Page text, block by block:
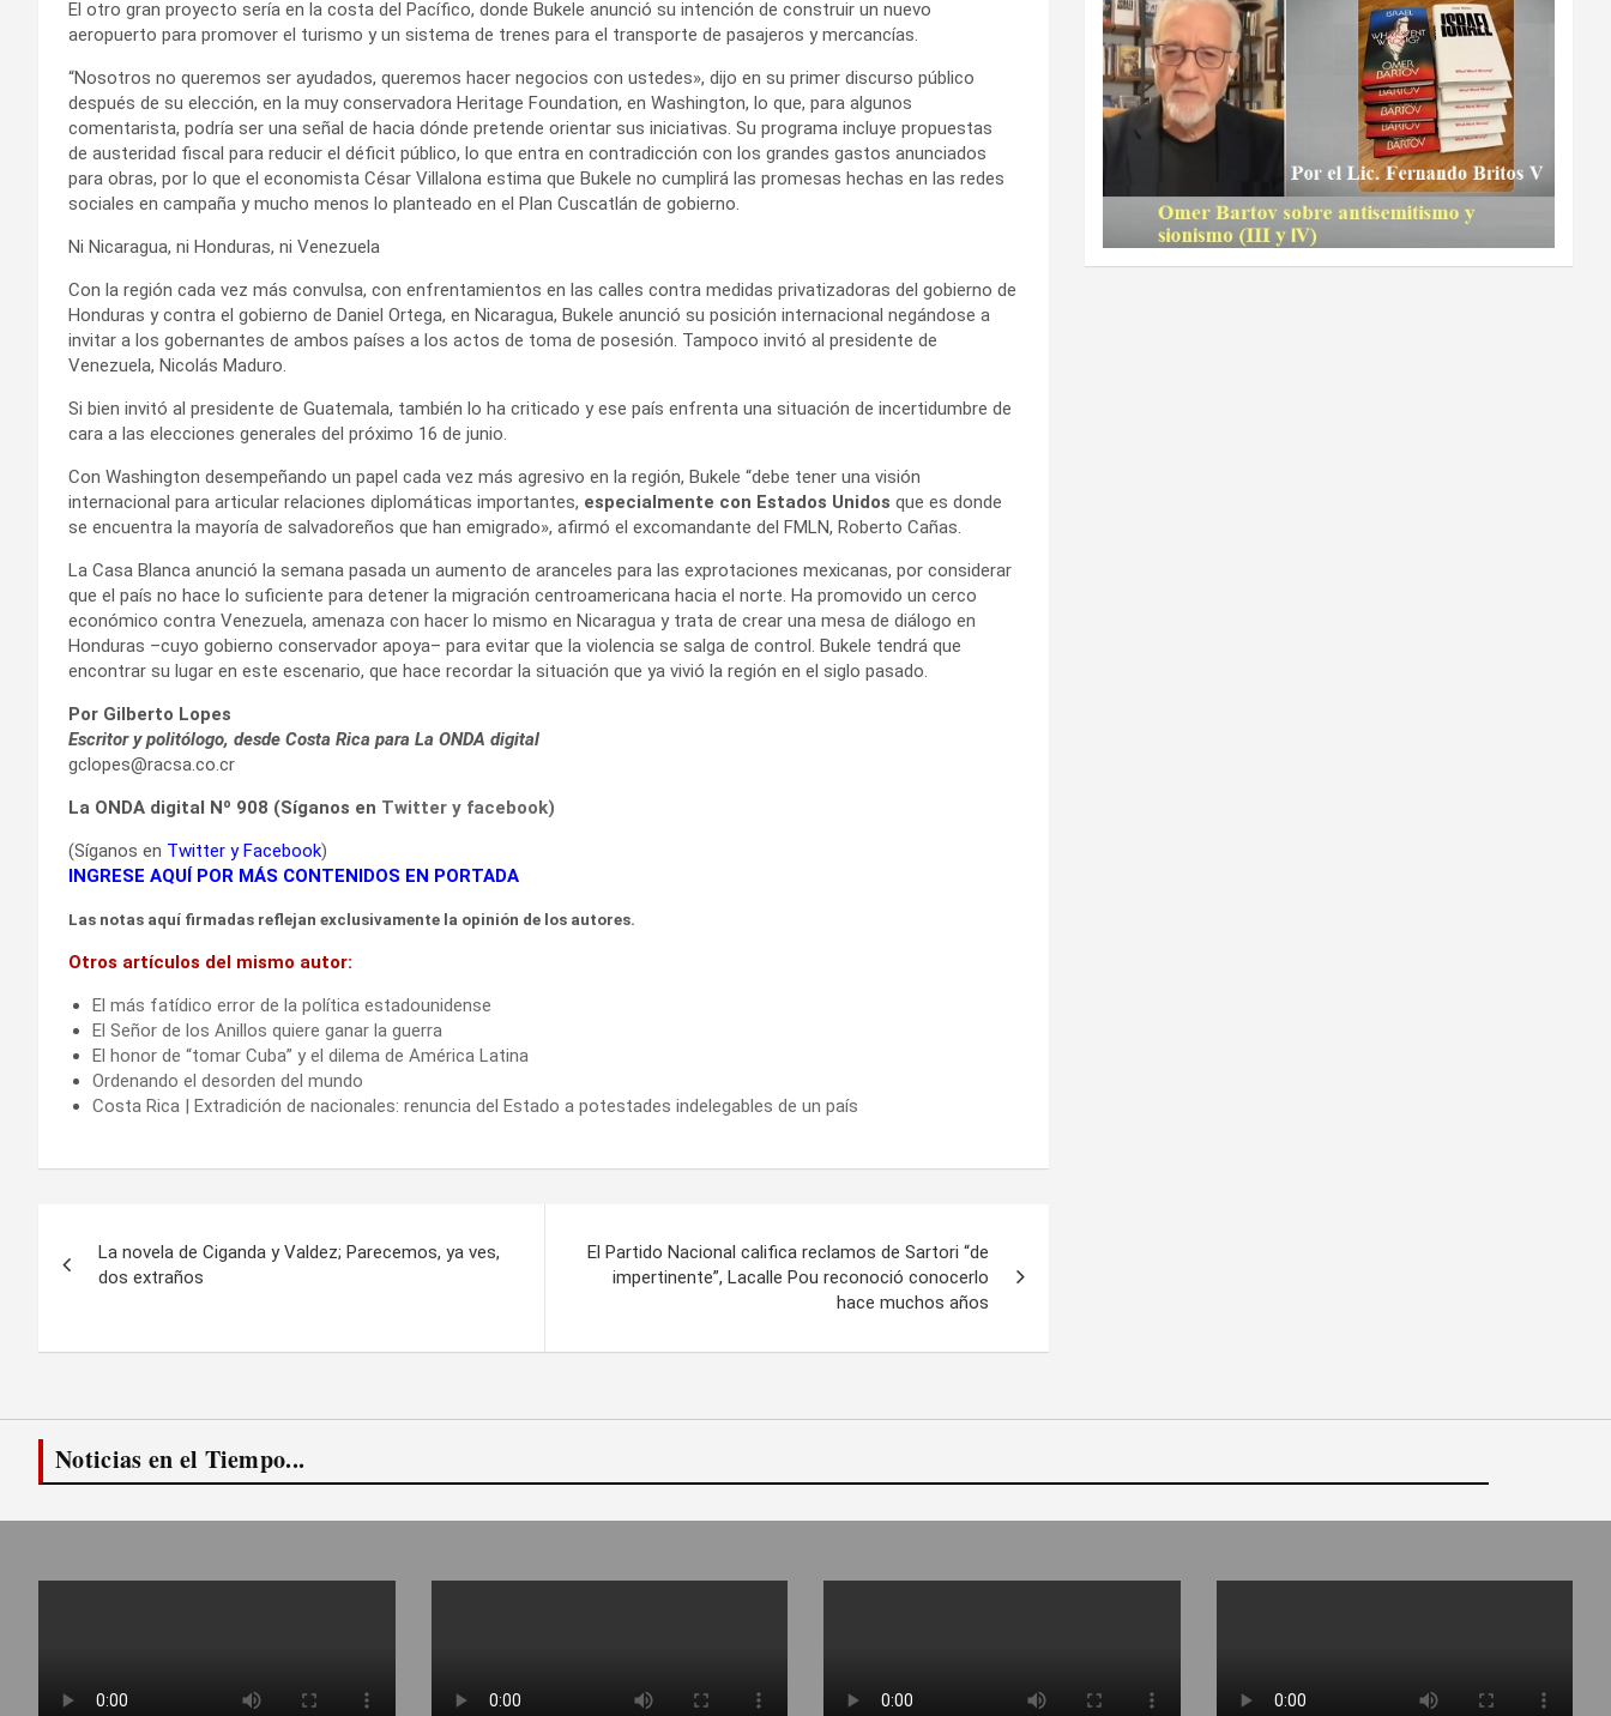
El otro gran proyecto sería en la costa del Pacífico, donde Bukele anunció su intención de construir un nuevo
aeropuerto para promover el turismo y un sistema de trenes para el transporte de pasajeros y mercancías.
“Nosotros no queremos ser ayudados, queremos hacer negocios con ustedes», dijo en su primer discurso público
después de su elección, en la muy conservadora Heritage Foundation, en Washington, lo que, para algunos
comentarista, podría ser una señal de hacia dónde pretende orientar sus iniciativas. Su programa incluye propuestas
de austeridad fiscal para reducir el déficit público, lo que entra en contradicción con los grandes gastos anunciados
para obras, por lo que el economista César Villalona estima que Bukele no cumplirá las promesas hechas en las redes
sociales en campaña y mucho menos lo planteado en el Plan Cuscatlán de gobierno.
Ni Nicaragua, ni Honduras, ni Venezuela
Con la región cada vez más convulsa, con enfrentamientos en las calles contra medidas privatizadoras del gobierno de
Honduras y contra el gobierno de Daniel Ortega, en Nicaragua, Bukele anunció su posición internacional negándose a
invitar a los gobernantes de ambos países a los actos de toma de posesión. Tampoco invitó al presidente de
Venezuela, Nicolás Maduro.
Si bien invitó al presidente de Guatemala, también lo ha criticado y ese país enfrenta una situación de incertidumbre de
cara a las elecciones generales del próximo 16 de junio.
Con Washington desempeñando un papel cada vez más agresivo en la región, Bukele “debe tener una visión
internacional para articular relaciones diplomáticas importantes, especialmente con Estados Unidos que es donde
se encuentra la mayoría de salvadoreños que han emigrado», afirmó el excomandante del FMLN, Roberto Cañas.
La Casa Blanca anunció la semana pasada un aumento de aranceles para las exprotaciones mexicanas, por considerar
que el país no hace lo suficiente para detener la migración centroamericana hacia el norte. Ha promovido un cerco
económico contra Venezuela, amenaza con hacer lo mismo en Nicaragua y trata de crear una mesa de diálogo en
Honduras –cuyo gobierno conservador apoya– para evitar que la violencia se salga de control. Bukele tendrá que
encontrar su lugar en este escenario, que hace recordar la situación que ya vivió la región en el siglo pasado.
Por Gilberto Lopes
Escritor y politólogo, desde Costa Rica para La ONDA digital
gclopes@racsa.co.cr
La ONDA digital Nº 908 (Síganos en Twitter y facebook)
(Síganos en Twitter yFacebook)
INGRESE AQUÍ POR MÁS CONTENIDOS EN PORTADA
Las notas aquí firmadas reflejan exclusivamente la opinión de los autores.
Otros artículos del mismo autor:
El más fatídico error de la política estadounidense
El Señor de los Anillos quiere ganar la guerra
El honor de “tomar Cuba” y el dilema de América Latina
Ordenando el desorden del mundo
Costa Rica | Extradición de nacionales: renuncia del Estado a potestades indelegables de un país
de
La novela de Ciganda y Valdez; Parecemos, ya ves,
dos extraños
El Partido Nacional califica reclamos de Sartori “de
impertinente”, Lacalle Pou reconoció conocerlo
hace muchos años
Noticias en el Tiempo...